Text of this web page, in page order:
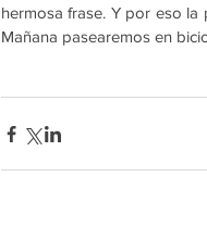
hermosa frase. Y por eso la
Mañana pasearemos en